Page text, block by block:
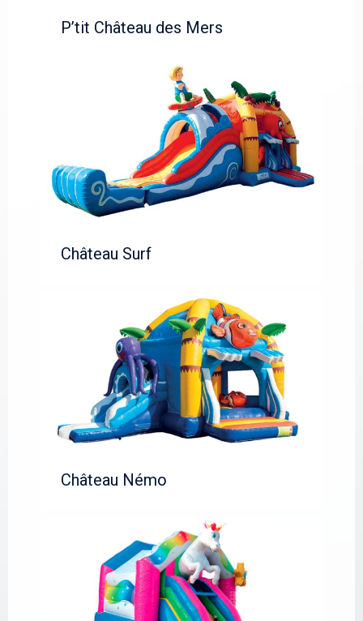
P’tit Château des Mers
Château Surf
Château Némo